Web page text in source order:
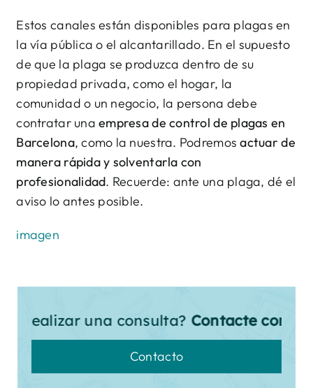
Estos canales están disponibles para plagas en
la vía pública o el alcantarillado. En el supuesto
de que la plaga se produzca dentro de su
propiedad privada, como el hogar, la
comunidad o un negocio, la persona debe
contratar unaempresa de control de plagas en
Barcelona, como la nuestra. Podremosactuar de
manera rápida y solventarla con
profesionalidad. Recuerde: ante una plaga, dé el
aviso lo antes posible.
imagen
realizar una consulta?Contacte con
Contacto